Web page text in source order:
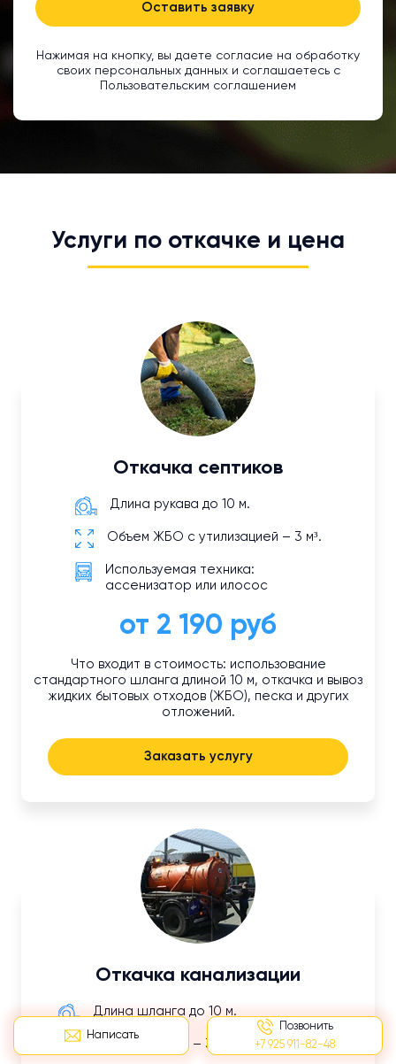
Написать
Позвонить
+7 925 911-82-48
Оставить заявку
Нажимая на кнопку, вы даете согласие на обработку
своих персональных данных и соглашаетесь с
Пользовательским соглашением
Услуги по откачке и цена
Откачка септиков
Длина рукава до 10 м.
Объем ЖБО с утилизацией – 3 м³.
Используемая техника:
ассенизатор или илосос
от 2 190 руб
Что входит в стоимость: использование
стандартного шланга длиной 10 м, откачка и вывоз
жидких бытовых отходов (ЖБО), песка и других
отложений.
Заказать услугу
Откачка канализации
Длина шланга до 10 м.
Объем отходов – 3 м³